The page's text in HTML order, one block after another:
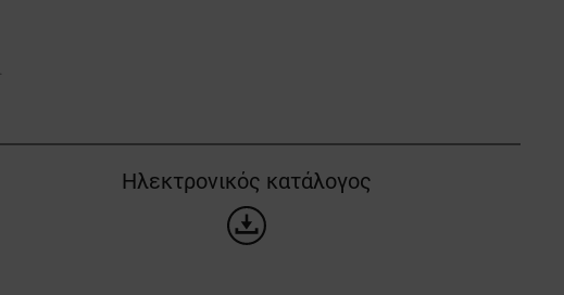
Ηλεκτρονικός κατάλογος